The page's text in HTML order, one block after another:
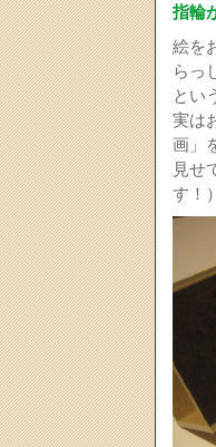
指輪
絵を
らっ
とい
実は
画」
見せ
す！）